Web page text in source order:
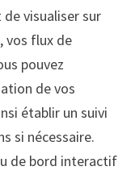
visualiser sur
vos flux de
pouvez
de vos
établir un suivi
si nécessaire.
de bord interactif